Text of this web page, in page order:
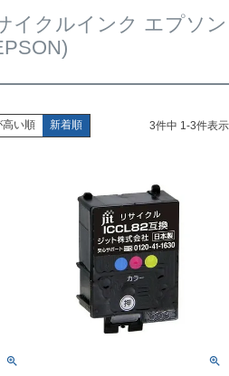
イクルインク エプソン
高い順 新着順 3件中 1-3件表示